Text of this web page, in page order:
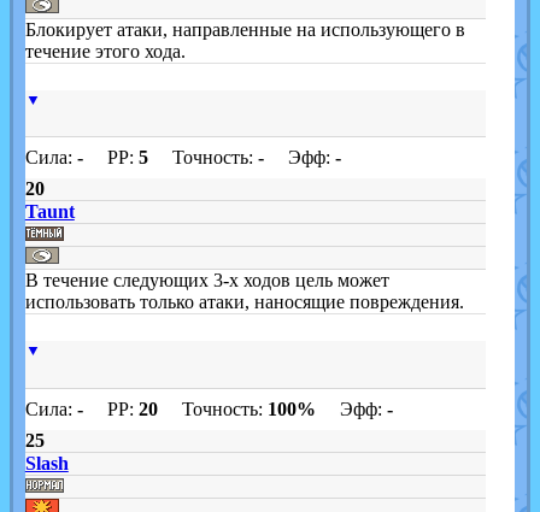
Блокирует атаки, направленные на использующего в
течение этого хода.
▼
Сила: -PP: 5Точность: -Эфф: -
20
Taunt
В течение следующих 3-х ходов цель может
использовать только атаки, наносящие повреждения.
▼
Сила: -PP: 20Точность: 100% Эфф: -
25
Slash